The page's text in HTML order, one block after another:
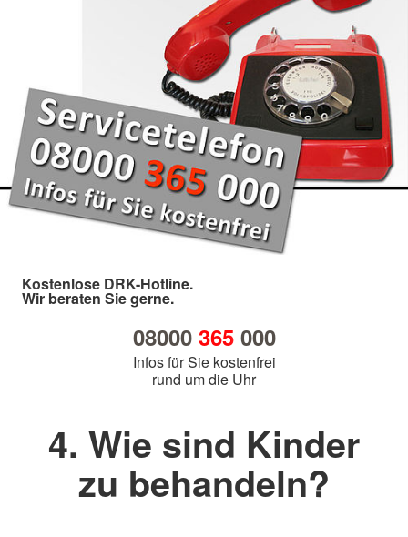
Kostenlose DRK-Hotline.
Wir beraten Sie gerne.
08000 365000
Infos für Sie kostenfrei
rund um die Uhr
4. Wie sind Kinder
zu behandeln?